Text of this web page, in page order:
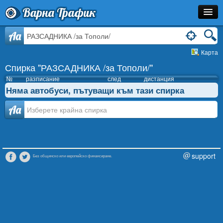
Варна Трафик
Спирка
Разписание
Как Да Стигна?
Инфо
Aa
Карта
Спирка "РАЗСАДНИКА /за Тополи/"
№ разписание след дистанция
Няма автобуси, пътуващи към тази спирка
Аа
Без общинско или европейско финансиране. support